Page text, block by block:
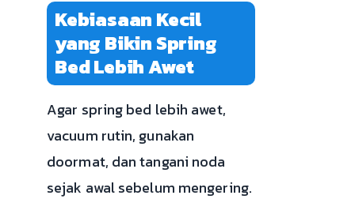
Kebiasaan Kecil
yang Bikin Spring
Bed Lebih Awet
Agar spring bed lebih awet,
vacuum rutin, gunakan
doormat, dan tangani noda
sejak awal sebelum mengering.